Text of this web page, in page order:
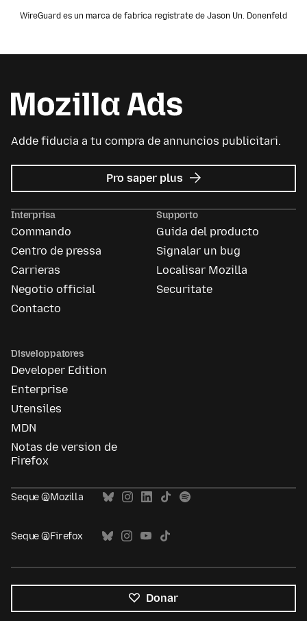
WireGuard es un marca de fabrica registrate de Jason Un. Donenfeld
Adde fiducia a tu compra de annuncios publicitari.
Pro saper plus re
Avisos
de
Mozilla
Interprisa
Commando
Centro de pressa
Carrieras
Negotio official
Contacto
Supporto
Guida del producto
Signalar un bug
Localisar Mozilla
Securitate
Disveloppatores
Developer Edition
Enterprise
Utensiles
MDN
Notas de version de
Firefox
Seque @Mozilla
Seque @Firefox
Donar